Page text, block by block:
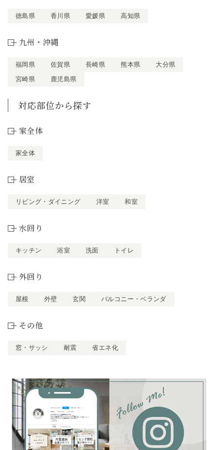
徳島県 香川県 愛媛県 高知県
九州・沖縄
福岡県 佐賀県 長崎県 熊本県
大分県
宮崎県
鹿児島県
対応部位から探す
家全体
家全体
居室
リビング・ダイニング 洋室 和室
水回り
キッチン 浴室 洗面 トイレ
外回り
屋根 外壁 玄関 バルコニー・ベランダ
その他
窓・サッシ 耐震 省エネ化